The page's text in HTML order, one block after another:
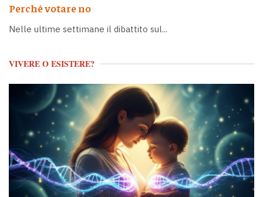
Perché votare no
Nelle ultime settimane il dibattito sul...
VIVERE O ESISTERE?